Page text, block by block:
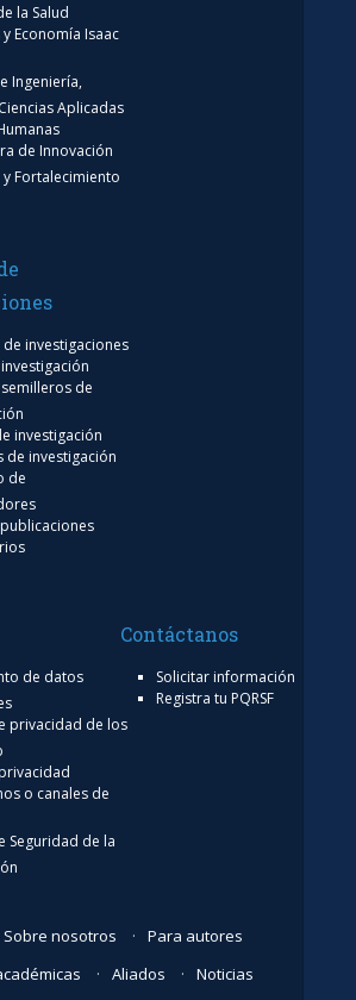
la Salud
Economía Isaac
Ingeniería,
Aplicadas
de Innovación
y Fortalecimiento
investigaciones
de
investigación
de investigación
de
de datos
privacidad de los
o canales de
Seguridad de la
Contáctanos
Solicitar información
Registra tu PQRSF
Sobre nosotros
Para autores
Aliados Noticias